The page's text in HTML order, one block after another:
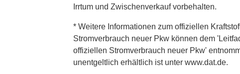
Irrtum und Zwischenverkauf vorbehalten.
* Weitere Informationen zum offiziellen
Stromverbrauch neuer Pkw können dem
offiziellen Stromverbrauch neuer Pkw'
unentgeltlich erhältlich ist unter www.dat.de.